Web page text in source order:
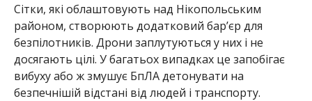
Сітки, які облаштовують над Нікопольським
районом, створюють додатковий бар’єр для
безпілотників. Дрони заплутуються у них і не
досягають цілі. У багатьох випадках це запобігає
вибуху або ж змушує БпЛА детонувати на
безпечнішій відстані від людей і транспорту.